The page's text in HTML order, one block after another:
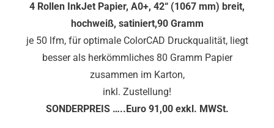
4 Rollen InkJet Papier, A0+, 42“ (1067 mm) breit,
hochweiß, satiniert,90 Gramm
je 50 lfm, für optimale ColorCAD Druckqualität, liegt
besser als herkömmliches 80 Gramm Papier
zusammen im Karton,
inkl. Zustellung!
SONDERPREIS …..Euro 91,00 exkl. MWSt.